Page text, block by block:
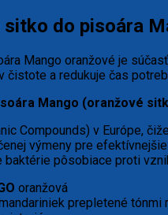
sitko do pisoára
Mango oranžové je
a redukuje čas
Mango (oranžové
Compounds) v Európe,
výmeny pre efektívnejšie
pôsobiace proti
oranžová
prepletené